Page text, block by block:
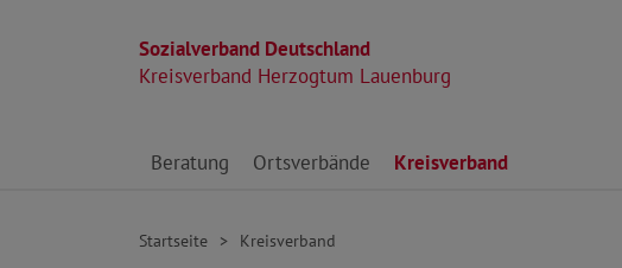
Sozialverband Deutschland
Kreisverband Herzogtum Lauenburg
Direkt zu den Inhalten springen
Beratung Ortsverbände Kreisverband
Startseite Kreisverband